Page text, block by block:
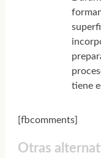
tiene
[fbcomments]
Otras